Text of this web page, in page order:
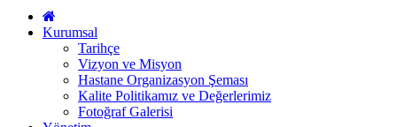
Kurumsal
Tarihçe
Vizyon ve Misyon
Hastane Organizasyon Şeması
Kalite Politikamız ve Değerlerimiz
Fotoğraf Galerisi